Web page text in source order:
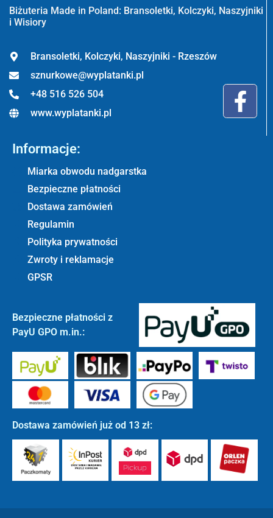
Biżuteria Made in Poland: Bransoletki, Kolczyki, Naszyjniki
i Wisiory
Bransoletki, Kolczyki, Naszyjniki - Rzeszów
sznurkowe@wyplatanki.pl
+48 516 526 504
www.wyplatanki.pl
Informacje:
Miarka obwodu nadgarstka
Bezpieczne płatności
Dostawa zamówień
Regulamin
Polityka prywatności
Zwroty i reklamacje
GPSR
Bezpieczne płatności z
PayU GPO m.in.:
Dostawa zamówień już od 13 zł: